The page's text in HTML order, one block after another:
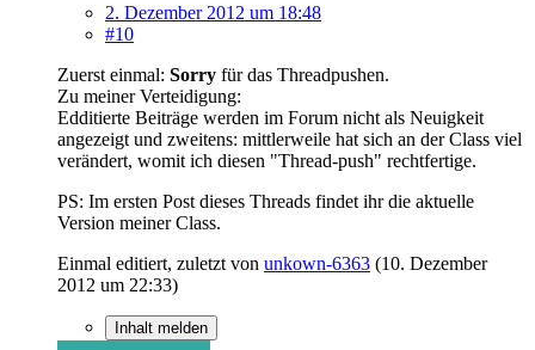
2. Dezember 2012 um 18:48
#10
Zuerst einmal: Sorry für das Threadpushen.
Zu meiner Verteidigung:
Edditierte Beiträge werden im Forum nicht als Neuigkeit
angezeigt und zweitens: mittlerweile hat sich an der Class viel
verändert, womit ich diesen "Thread-push" rechtfertige.
PS: Im ersten Post dieses Threads findet ihr die aktuelle
Version meiner Class.
Einmal editiert, zuletzt von unkown-6363 (10. Dezember
2012 um 22:33)
Inhalt melden